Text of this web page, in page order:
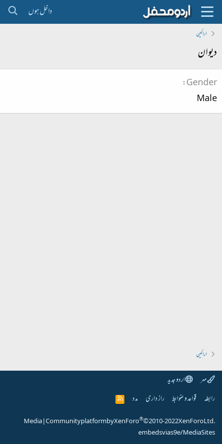
داخل ہوں
اراکین
دیوان
Gender
Male
اراکین
مہر
اردو جدید
رابطہ قواعد و ضوابط راز داری مدد
R
S
Community platform by XenForo®© 2010-2022 XenForo Ltd.
|
Media
embeds via s9e/MediaSites